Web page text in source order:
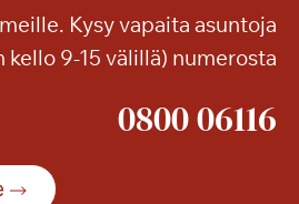
Kysy vapaita asuntoja
kello 9-15 välillä) numerosta
0800 06116